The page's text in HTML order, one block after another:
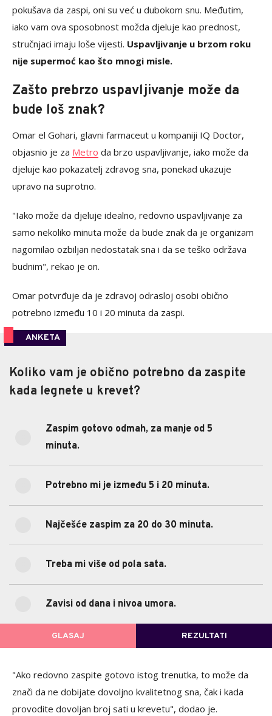
pokušava da zaspi, oni su već u dubokom snu. Međutim,
iako vam ova sposobnost možda djeluje kao prednost,
stručnjaci imaju loše vijesti. Uspavljivanje u brzom roku
nije supermoć kao što mnogi misle.
Zašto prebrzo uspavljivanje može da
bude loš znak?
Omar el Gohari, glavni farmaceut u kompaniji IQ Doctor,
objasnio je za Metro da brzo uspavljivanje, iako može da
djeluje kao pokazatelj zdravog sna, ponekad ukazuje
upravo na suprotno.
"Iako može da djeluje idealno, redovno uspavljivanje za
samo nekoliko minuta može da bude znak da je organizam
nagomilao ozbiljan nedostatak sna i da se teško održava
budnim", rekao je on.
Omar potvrđuje da je zdravoj odrasloj osobi obično
potrebno između 10 i 20 minuta da zaspi.
ANKETA
Koliko vam je obično potrebno da zaspite
Zaspim gotovo odmah, za manje od 5 minuta.
Potrebno mi je između 5 i 20 minuta.
0%
0%
POVRATAK NA GLASANJE
Koliko vam je obično potrebno da zaspite
kada legnete u krevet?
Zaspim gotovo odmah, za manje od 5
minuta.
Potrebno mi je između 5 i 20 minuta.
Najčešće zaspim za 20 do 30 minuta.
Treba mi više od pola sata.
Zavisi od dana i nivoa umora.
GLASAJ REZULTATI
"Ako redovno zaspite gotovo istog trenutka, to može da
znači da ne dobijate dovoljno kvalitetnog sna, čak i kada
provodite dovoljan broj sati u krevetu", dodao je.